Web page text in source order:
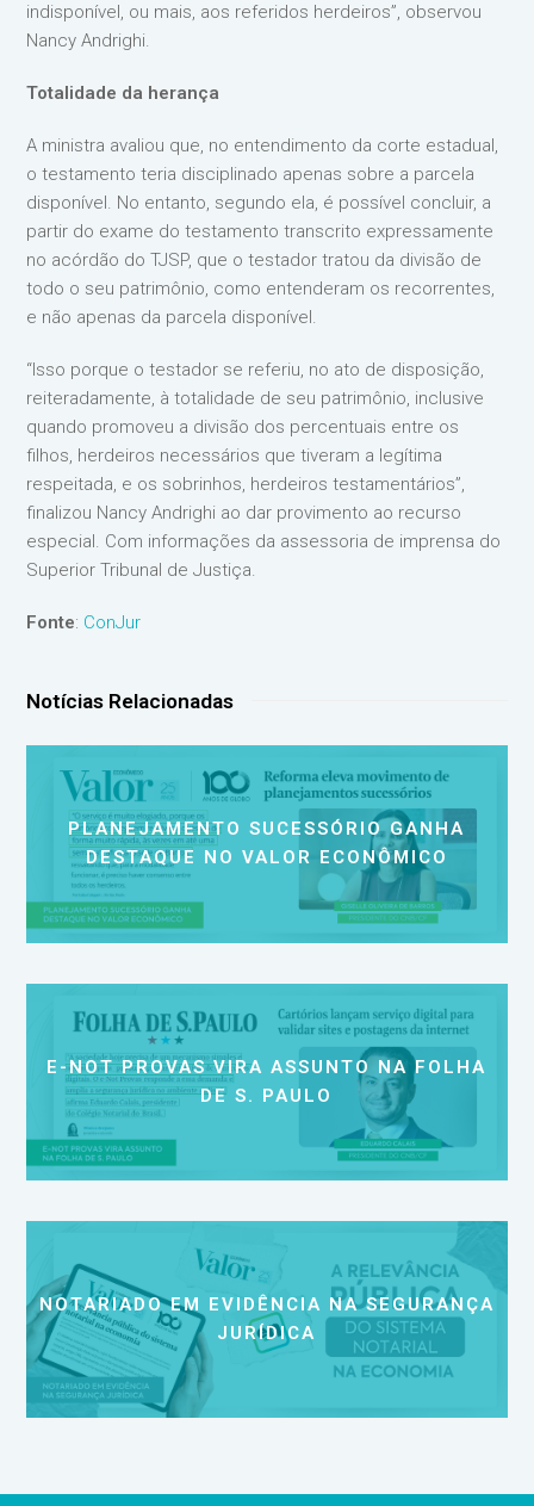
indisponível, ou mais, aos referidos herdeiros”, observou
Nancy Andrighi.
Totalidade da herança
A ministra avaliou que, no entendimento da corte estadual,
o testamento teria disciplinado apenas sobre a parcela
disponível. No entanto, segundo ela, é possível concluir, a
partir do exame do testamento transcrito expressamente
no acórdão do TJSP, que o testador tratou da divisão de
todo o seu patrimônio, como entenderam os recorrentes,
e não apenas da parcela disponível.
“Isso porque o testador se referiu, no ato de disposição,
reiteradamente, à totalidade de seu patrimônio, inclusive
quando promoveu a divisão dos percentuais entre os
filhos, herdeiros necessários que tiveram a legítima
respeitada, e os sobrinhos, herdeiros testamentários”,
finalizou Nancy Andrighi ao dar provimento ao recurso
especial. Com informações da assessoria de imprensa do
Superior Tribunal de Justiça.
Fonte: ConJur
Notícias Relacionadas
PLANEJAMENTO SUCESSÓRIO GANHA
DESTAQUE NO VALOR ECONÔMICO
E-NOT PROVAS VIRA ASSUNTO NA FOLHA
DE S. PAULO
NOTARIADO EM EVIDÊNCIA NA SEGURANÇA
JURÍDICA